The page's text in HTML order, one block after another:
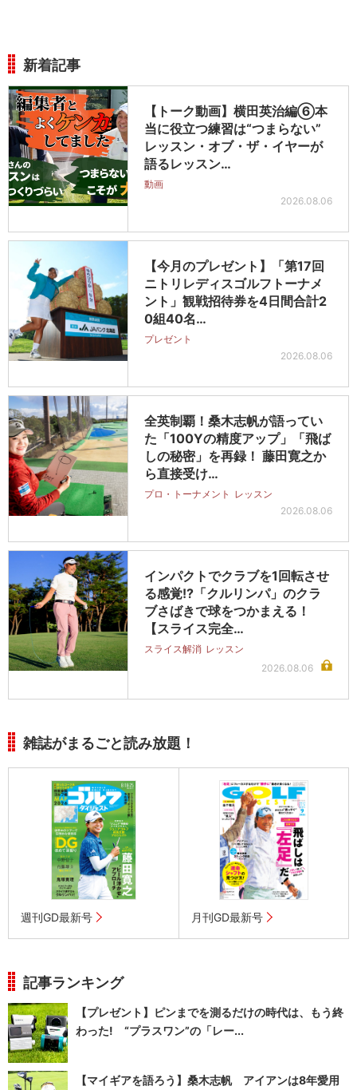
新着記事
【トーク動画】横田英治編⑥本
当に役立つ練習は“つまらない”
レッスン・オブ・ザ・イヤーが
語るレッスン…
動画
2026.08.06
【今月のプレゼント】「第17回
ニトリレディスゴルフトーナメ
ント」観戦招待券を4日間合計2
0組40名…
プレゼント
2026.08.06
全英制覇！桑木志帆が語ってい
た「100Yの精度アップ」「飛ば
しの秘密」を再録！ 藤田寛之か
ら直接受け…
プロ・トーナメント レッスン
2026.08.06
インパクトでクラブを1回転させ
る感覚!?「クルリンパ」のクラ
ブさばきで球をつかまえる！
【スライス完全…
スライス解消 レッスン
2026.08.06
雑誌がまるごと読み放題！
週刊GD最新号 月刊GD最新号
記事ランキング
【プレゼント】ピンまでを測るだけの時代は、もう終
わった! “プラスワン”の「レー...
【マイギアを語ろう】桑木志帆 アイアンは8年愛用